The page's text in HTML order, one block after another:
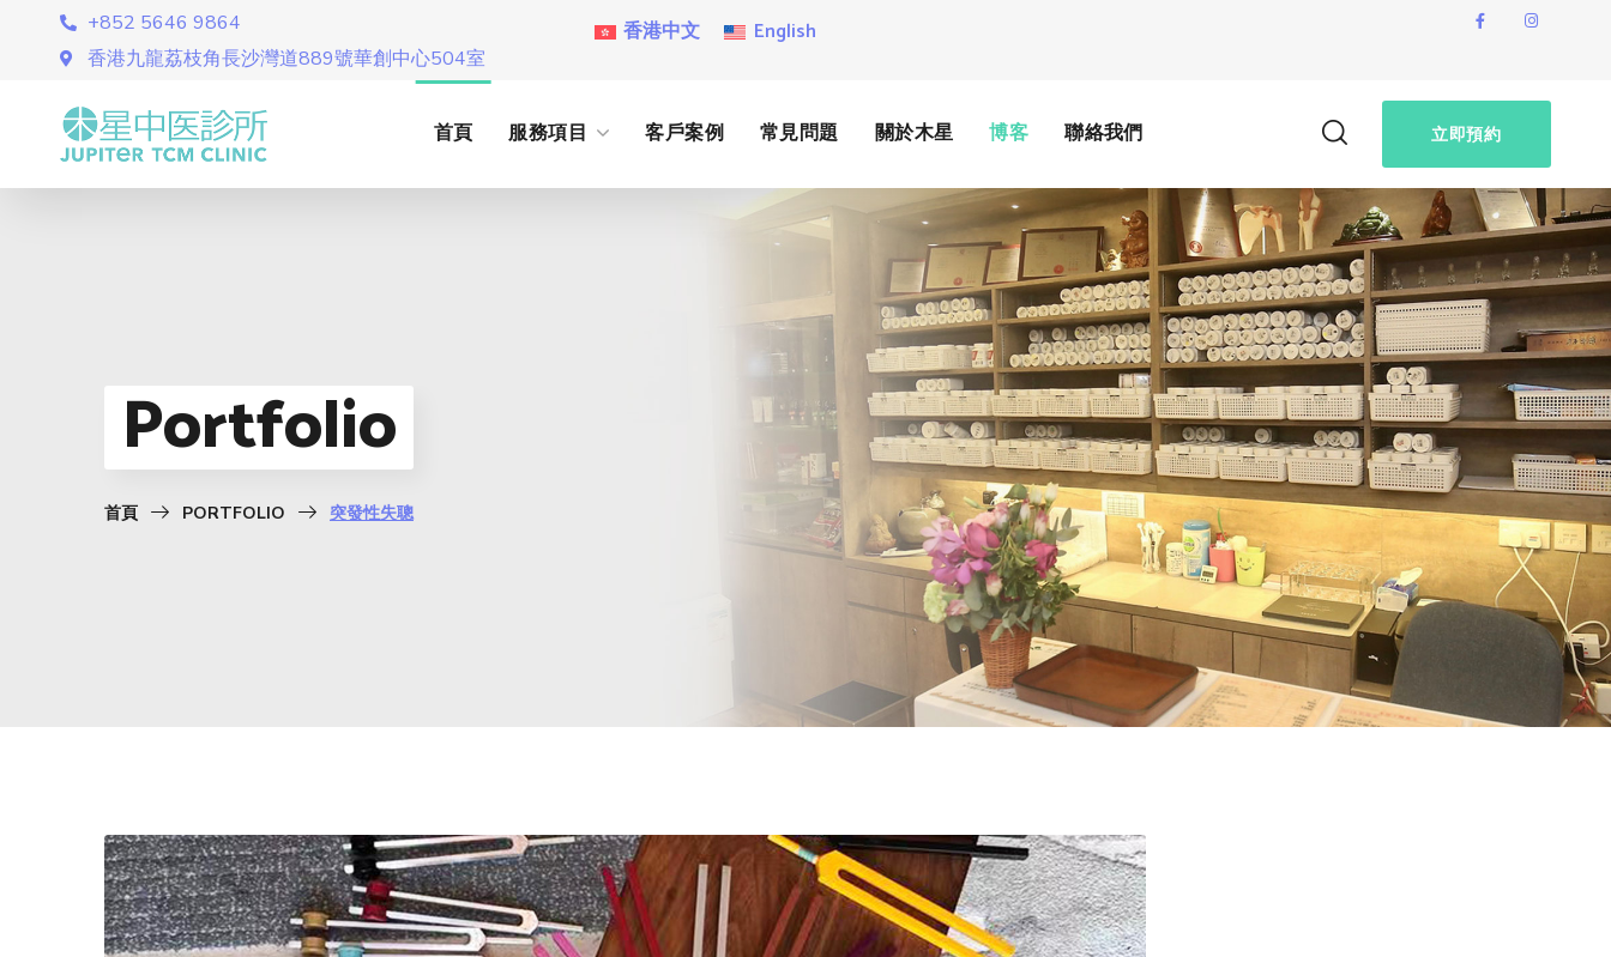
+852 5646 9864
香港九龍荔枝角長沙灣道889號華創中心504室
香港中文 English
首頁 服務項目 客戶案例 常見問題 關於木星 博客 聯絡我們 立即預約
Portfolio
首頁 PORTFOLIO 突發性失聰